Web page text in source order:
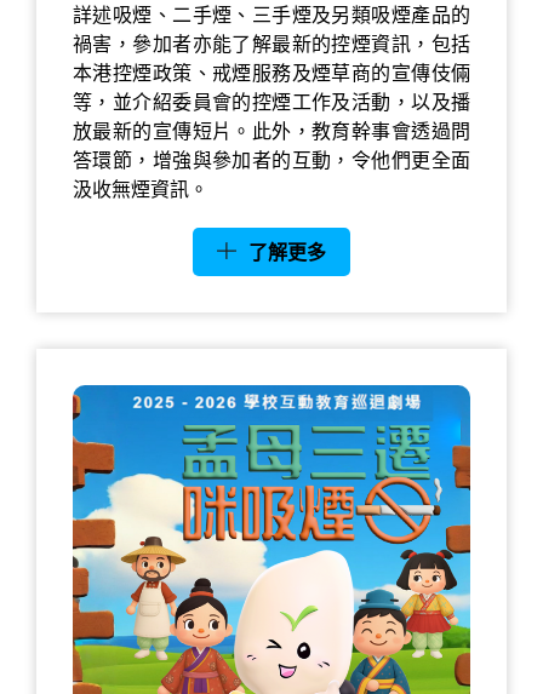
詳述吸煙、二手煙、三手煙及另類吸煙產品的
禍害，參加者亦能了解最新的控煙資訊，包括
本港控煙政策、戒煙服務及煙草商的宣傳伎倆
等，並介紹委員會的控煙工作及活動，以及播
放最新的宣傳短片。此外，教育幹事會透過問
答環節，增強與參加者的互動，令他們更全面
汲收無煙資訊。
了解更多